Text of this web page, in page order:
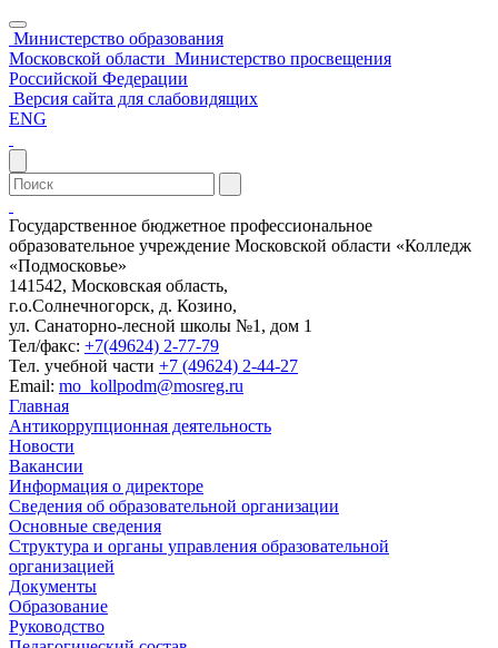
Министерство образования
Московской области Министерство просвещения
Российской Федерации
Версия сайта для слабовидящих
ENG
Государственное бюджетное профессиональное
образовательное учреждение Московской области «Колледж
«Подмосковье»
141542, Московская область,
г.о.Солнечногорск, д. Козино,
ул. Санаторно-лесной школы №1, дом 1
Тел/факс: +7(49624) 2-77-79
Тел. учебной части +7 (49624) 2-44-27
Email: mo_kollpodm@mosreg.ru
Главная
Антикоррупционная деятельность
Новости
Вакансии
Информация о директоре
Сведения об образовательной организации
Основные сведения
Структура и органы управления образовательной
организацией
Документы
Образование
Руководство